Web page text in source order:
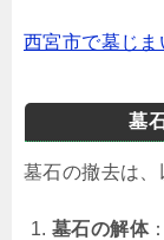
西宮市で墓じ
墓
墓石の撤去は、
墓石の解体